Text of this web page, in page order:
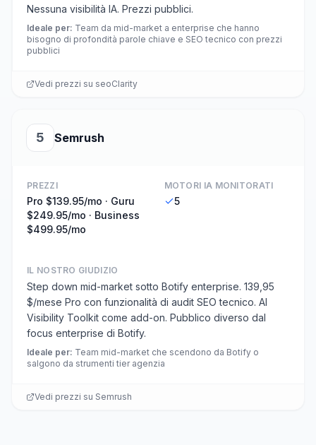
Nessuna visibilità IA. Prezzi pubblici.
Ideale per: Team da mid-market a enterprise che hanno
bisogno di profondità parole chiave e SEO tecnico con prezzi
pubblici
Vedi prezzi su seoClarity
5 Semrush
PREZZI
Pro $139.95/mo · Guru
$249.95/mo · Business
$499.95/mo
MOTORI IA MONITORATI
5
IL NOSTRO GIUDIZIO
Step down mid-market sotto Botify enterprise. 139,95
$/mese Pro con funzionalità di audit SEO tecnico. AI
Visibility Toolkit come add-on. Pubblico diverso dal
focus enterprise di Botify.
Ideale per: Team mid-market che scendono da Botify o
salgono da strumenti tier agenzia
Vedi prezzi su Semrush